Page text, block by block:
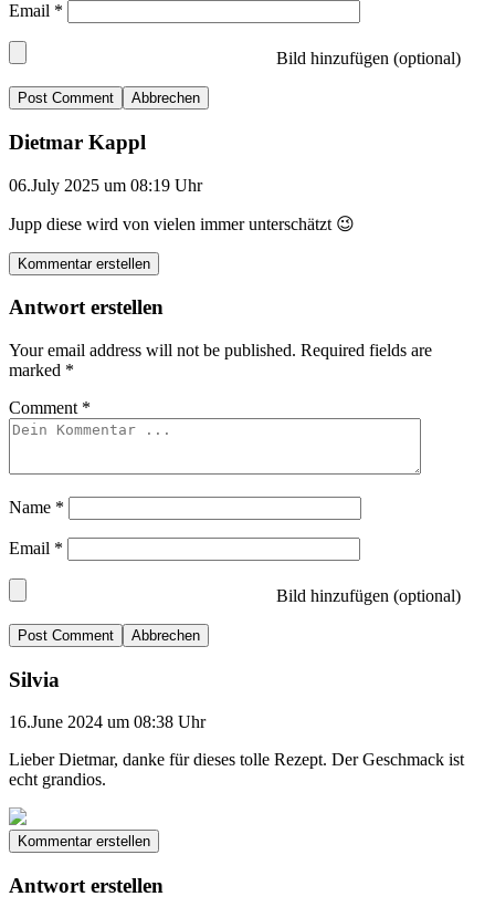
Email *
Bild hinzufügen (optional)
Abbrechen
Dietmar Kappl
06.July 2025 um 08:19 Uhr
Jupp diese wird von vielen immer unterschätzt 😉
Kommentar erstellen
Antwort erstellen
Your email address will not be published. Required fields are
marked *
Comment *
Name *
Email *
Bild hinzufügen (optional)
Abbrechen
Silvia
16.June 2024 um 08:38 Uhr
Lieber Dietmar, danke für dieses tolle Rezept. Der Geschmack ist
echt grandios.
Kommentar erstellen
Antwort erstellen